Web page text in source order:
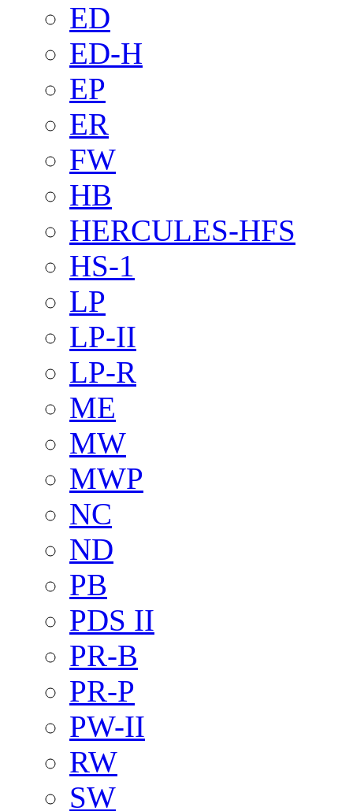
ED
ED-H
EP
ER
FW
HB
HERCULES-HFS
HS-1
LP
LP-II
LP-R
ME
MW
MWP
NC
ND
PB
PDS II
PR-B
PR-P
PW-II
RW
SW